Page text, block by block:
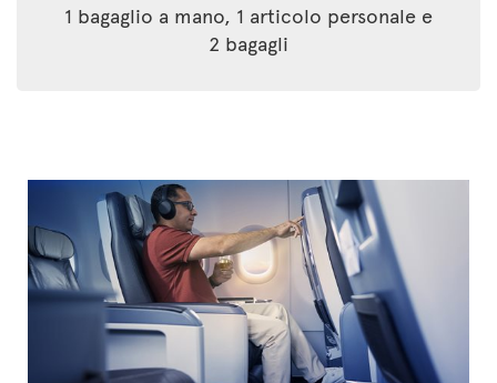
1 bagaglio a mano, 1 articolo personale e
2 bagagli